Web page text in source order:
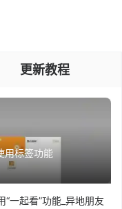
更新教程
用标签功能
一起看”功能_异地朋友